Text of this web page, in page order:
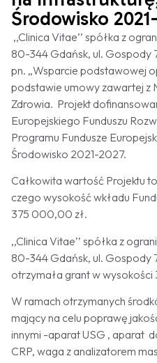
Środowisko
,,Clinica Vitae’’ spółka z
80-344 Gdańsk, ul. Gospody
pn. „Wsparcie podstawowej
podstawie umowy zawartej z
Zdrowia. Projekt
Europejskiego Funduszu
Programu Fundusze
Środowisko 2021-2027.
Całkowita wartość Projektu
czego wysokość wkładu
375 000,00 zł.
,,Clinica Vitae’’ spółka z
80-344 Gdańsk, ul. Gospody
otrzymała grant w
W ramach otrzymanych
mający na celu poprawę
innymi -aparat USG , aparat
CRP, waga z analizatorem